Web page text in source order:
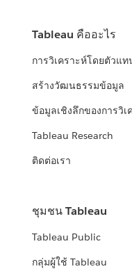
Tableau คืออะไร
การวิเคราะห์โดยตัวแท
สร้างวัฒนธรรมข้อมูล
ข้อมูลเชิงลึกของการวิ
Tableau Research
ติดต่อเรา
ชุมชน Tableau
Tableau Public
กลุ่มผู้ใช้ Tableau